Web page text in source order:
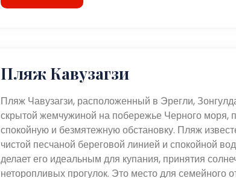
Пляж Кавузагзи
Пляж Чавузагзи, расположенный в Эрегли,
скрытой жемчужиной на побережье Черного моря,
спокойную и безмятежную обстановку. Пляж
чистой песчаной береговой линией и спокойной
делает его идеальным для купания, принятия
неторопливых прогулок. Это место для семейного